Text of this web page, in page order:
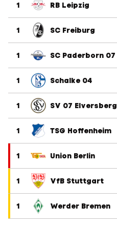
1 RB Leipzig
1 SC Freiburg
1 SC Paderborn 07
1 Schalke 04
1 SV 07 Elversberg
1 TSG Hoffenheim
1 Union Berlin
1 VfB Stuttgart
1 Werder Bremen